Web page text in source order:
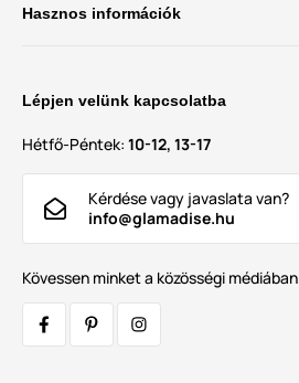
Hasznos információk
Lépjen velünk kapcsolatba
Hétfő-Péntek: 10-12, 13-17
Kérdése vagy javaslata van?
info@glamadise.hu
Kövessen minket a közösségi médiában